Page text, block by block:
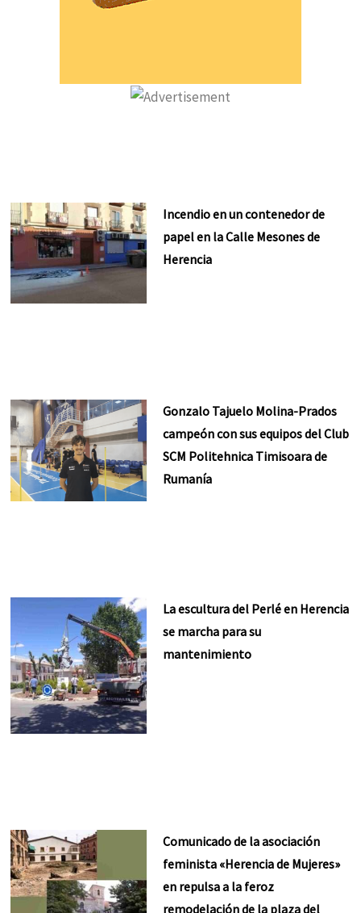
Incendio en un contenedor de
papel en la Calle Mesones de
Herencia
Gonzalo Tajuelo Molina-Prados
campeón con sus equipos del Club
SCM Politehnica Timisoara de
Rumanía
La escultura del Perlé en Herencia
se marcha para su
mantenimiento
Comunicado de la asociación
feminista «Herencia de Mujeres»
en repulsa a la feroz
remodelación de la plaza del